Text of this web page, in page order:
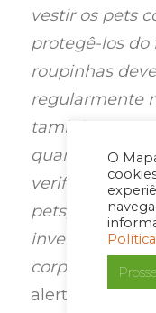
O
vestir os pets
protegê-los do
roupinhas
regularmente
também para
quando
verificar
pets, o peso
inverno, eles
corpo e,
alerta a